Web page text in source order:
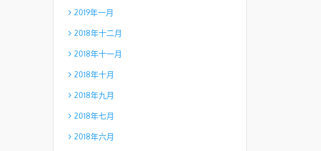
2019年一月
2018年十二月
2018年十一月
2018年十月
2018年九月
2018年七月
2018年六月